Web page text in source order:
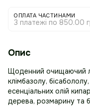
ОПЛАТА ЧАСТИНАМИ
3 платежі по 850.00
Опис
Щоденний очищаючий
клімбазолу,
есенціальних олій
дерева, розмарину та